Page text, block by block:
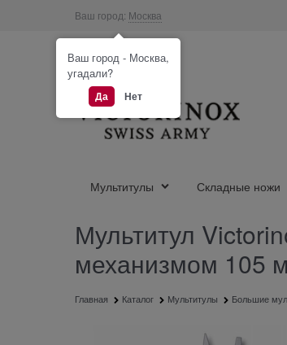
Ваш город: Москва
Мультитулы Складные ножи
Мультитул
механизмом 105
Главная Каталог Мультитулы Большие
Ваш город - Москва,
угадали?
Да Нет